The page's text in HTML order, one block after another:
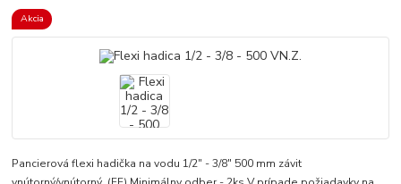
Akcia
Pancierová flexi hadička na vodu 1/2″ - 3/8″ 500 mm závit